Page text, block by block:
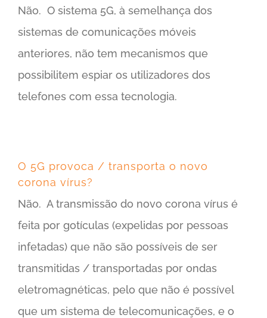
Não. O sistema 5G, à semelhança dos
sistemas de comunicações móveis
anteriores, não tem mecanismos que
possibilitem espiar os utilizadores dos
telefones com essa tecnologia.
O 5G provoca / transporta o novo
corona vírus?
Não. A transmissão do novo corona vírus é
feita por gotículas (expelidas por pessoas
infetadas) que não são possíveis de ser
transmitidas / transportadas por ondas
eletromagnéticas, pelo que não é possível
que um sistema de telecomunicações, e o